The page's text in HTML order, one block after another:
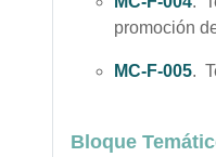
promoción
MC-F-005.
Bloque